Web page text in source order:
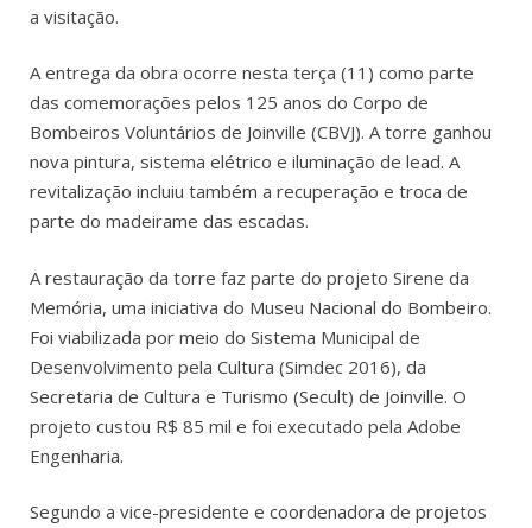
a visitação.
A entrega da obra ocorre nesta terça (11) como parte
das comemorações pelos 125 anos do Corpo de
Bombeiros Voluntários de Joinville (CBVJ). A torre ganhou
nova pintura, sistema elétrico e iluminação de lead. A
revitalização incluiu também a recuperação e troca de
parte do madeirame das escadas.
A restauração da torre faz parte do projeto Sirene da
Memória, uma iniciativa do Museu Nacional do Bombeiro.
Foi viabilizada por meio do Sistema Municipal de
Desenvolvimento pela Cultura (Simdec 2016), da
Secretaria de Cultura e Turismo (Secult) de Joinville. O
projeto custou R$ 85 mil e foi executado pela Adobe
Engenharia.
Segundo a vice-presidente e coordenadora de projetos